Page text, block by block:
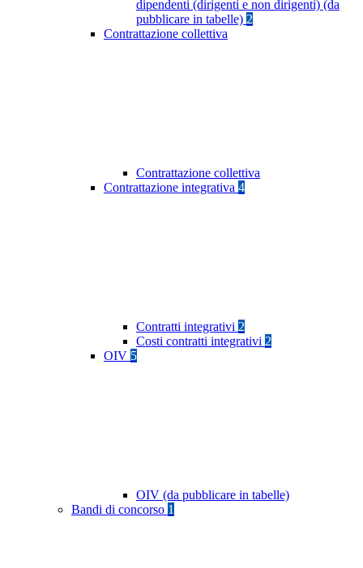
dipendenti (dirigenti e non dirigenti) (da
pubblicare in tabelle) 2
Contrattazione collettiva
Contrattazione collettiva
Contrattazione integrativa 4
Contratti integrativi 2
Costi contratti integrativi 2
OIV 5
OIV (da pubblicare in tabelle)
Bandi di concorso 1